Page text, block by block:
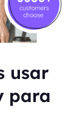
usar
para